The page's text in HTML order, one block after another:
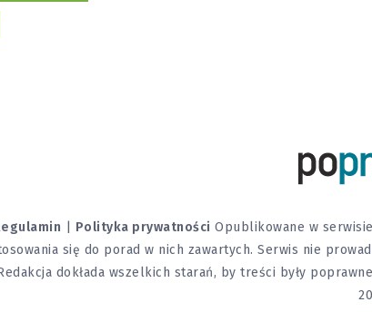
Polityka prywatności Opublikowane w
się do porad w nich zawartych. Serwis nie
dokłada wszelkich starań, by treści były